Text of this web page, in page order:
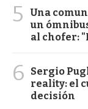
5
Una
un
al chofer:
6
Sergio
reality: el
decisión